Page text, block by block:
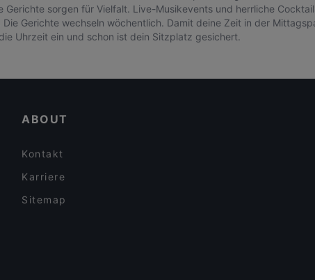
sorgen für Vielfalt. Live-Musikevents und herrliche
Gerichte wechseln wöchentlich. Damit deine Zeit in der
Uhrzeit ein und schon ist dein Sitzplatz gesichert.
ABOUT
Kontakt
Karriere
Sitemap